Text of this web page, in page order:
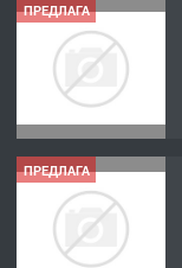
ПРЕДЛАГА
ПРЕДЛАГА